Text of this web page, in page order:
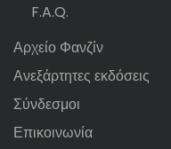
F.A.Q.
Αρχείο Φανζίν
Ανεξάρτητες εκδόσεις
Σύνδεσμοι
Επικοινωνία